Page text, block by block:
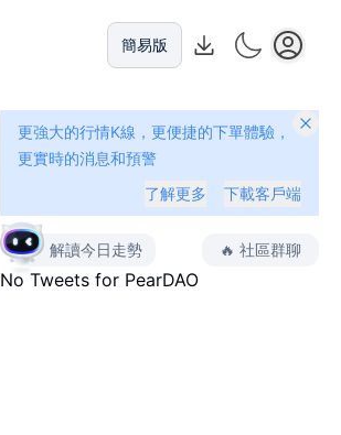
簡易版
更強大的行情K線，更便捷的下單體驗，
更實時的消息和預警
了解更多
下載客戶端
解讀今日走勢 🔥 社區群聊
No Tweets for PearDAO